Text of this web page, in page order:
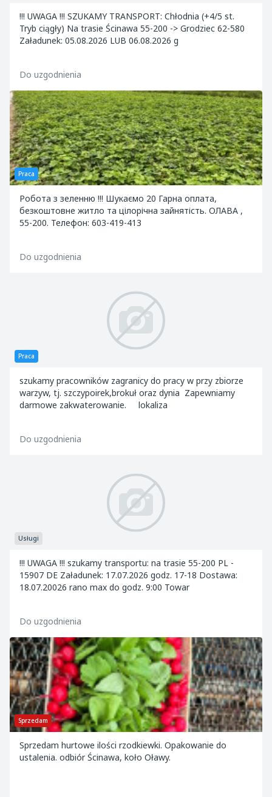
!!! UWAGA !!! SZUKAMY TRANSPORT: Chłodnia (+4/5 st.
Tryb ciągły) Na trasie Ścinawa 55-200 -> Grodziec 62-580
Załadunek: 05.08.2026 LUB 06.08.2026 g
Do uzgodnienia
Praca
Робота з зеленню !!! Шукаємо 20 Гарна оплата,
безкоштовне житло та цілорічна зайнятість. ОЛАВА ,
55-200. Телефон: 603-419-413
Do uzgodnienia
Praca
szukamy pracowników zagranicy do pracy w przy zbiorze
warzyw, tj. szczypoirek,brokuł oraz dynia Zapewniamy
darmowe zakwaterowanie. lokaliza
Do uzgodnienia
Usługi
!!! UWAGA !!! szukamy transportu: na trasie 55-200 PL -
15907 DE Załadunek: 17.07.2026 godz. 17-18 Dostawa:
18.07.20026 rano max do godz. 9:00 Towar
Do uzgodnienia
Sprzedam
Sprzedam hurtowe ilości rzodkiewki. Opakowanie do
ustalenia. odbiór Ścinawa, koło Oławy.